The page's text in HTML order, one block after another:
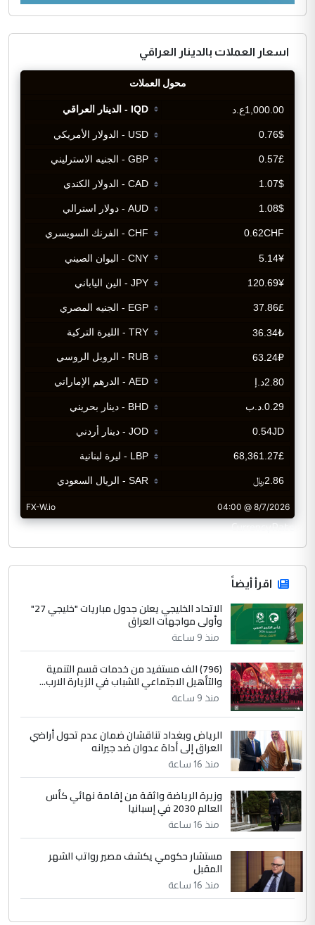
اسعار العملات بالدينار العراقي
CurrencyRate
اقرأ أيضاً
الاتحاد الخليجي يعلن جدول مباريات "خليجي 27"
وأولى مواجهات العراق
منذ 9 ساعة
(796) الف مستفيد من خدمات قسم التنمية
والتأهيل الاجتماعي للشباب في الزيارة الارب...
منذ 9 ساعة
الرياض وبغداد تناقشان ضمان عدم تحول أراضي
العراق إلى أداة عدوان ضد جيرانه
منذ 16 ساعة
وزيرة الرياضة واثقة من إقامة نهائي كأس
العالم 2030 في إسبانيا
منذ 16 ساعة
مستشار حكومي يكشف مصير رواتب الشهر
المقبل
منذ 16 ساعة